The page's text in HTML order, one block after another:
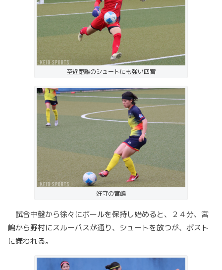
至近距離のシュートにも強い四宮
好守の宮嶋
試合中盤から徐々にボールを保持し始めると、２４分、宮
嶋から野村にスルーパスが通り、シュートを放つが、ポスト
に嫌われる。